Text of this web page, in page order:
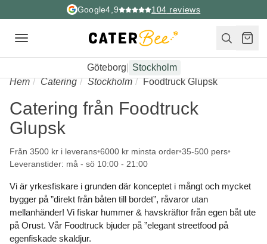
Google4,9 104 reviews
Toggle
Göteborg
Stockholm
Hem
Catering Stockholm Foodtruck Glupsk
Catering från Foodtruck
Glupsk
Från 3500 kr i leverans 6000 kr minsta order 35-500 pers
Leveranstider: må - sö 10:00 - 21:00
Vi är yrkesfiskare i grunden där konceptet i mångt och mycket
bygger på ”direkt från båten till bordet”, råvaror utan
mellanhänder! Vi fiskar hummer & havskräftor från egen båt ute
på Orust. Vår Foodtruck bjuder på ”elegant streetfood på
egenfiskade skaldjur.